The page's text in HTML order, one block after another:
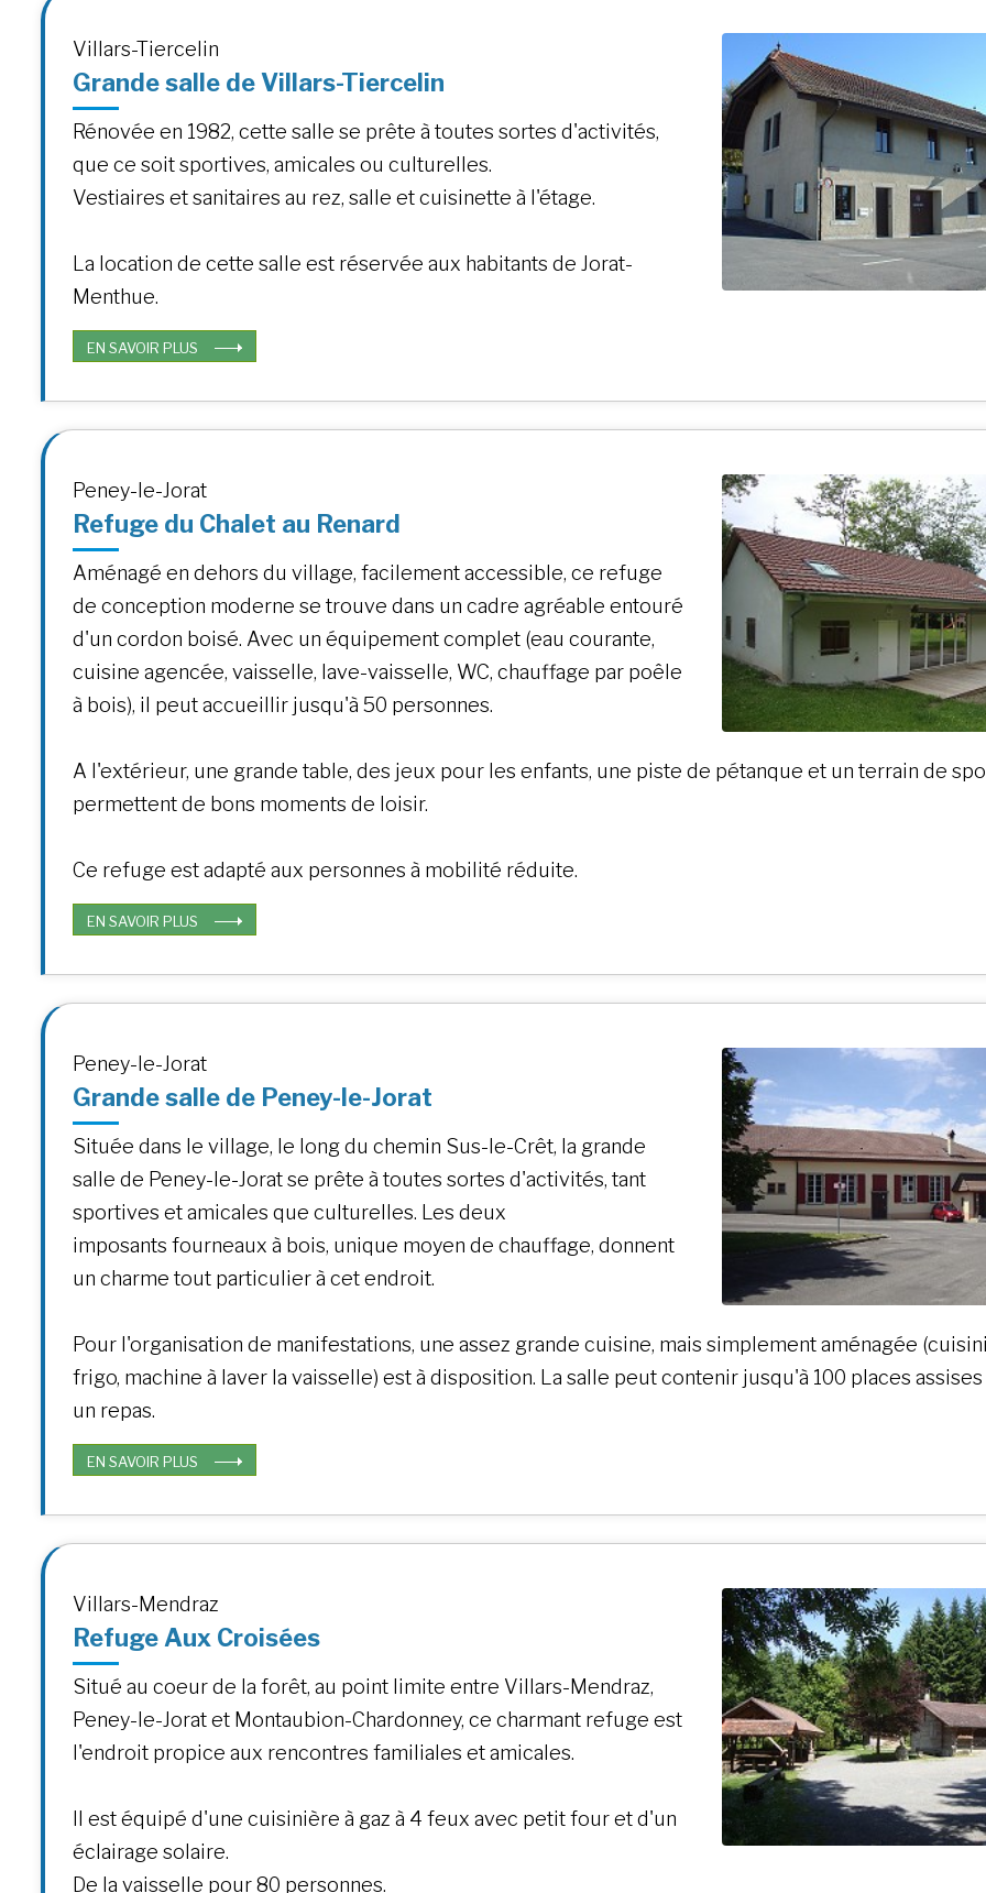
Villars-Tiercelin
Grande salle de Villars-Tiercelin
Rénovée en 1982, cette salle se prête à toutes sortes d'activités,
que ce soit sportives, amicales ou culturelles.
Vestiaires et sanitaires au rez, salle et cuisinette à l'étage.
La location de cette salle est réservée aux habitants de Jorat-
Menthue.
EN SAVOIR PLUS
Peney-le-Jorat
Refuge du Chalet au Renard
Aménagé en dehors du village, facilement accessible, ce refuge
de conception moderne se trouve dans un cadre agréable entouré
d'un cordon boisé. Avec un équipement complet (eau courante,
cuisine agencée, vaisselle, lave-vaisselle, WC, chauffage par poêle
à bois), il peut accueillir jusqu'à 50 personnes.
A l'extérieur, une grande table, des jeux pour les enfants, une piste de pétanque et un terrain de
permettent de bons moments de loisir.
Ce refuge est adapté aux personnes à mobilité réduite.
EN SAVOIR PLUS
Peney-le-Jorat
Grande salle de Peney-le-Jorat
Située dans le village, le long du chemin Sus-le-Crêt, la grande
salle de Peney-le-Jorat se prête à toutes sortes d'activités, tant
sportives et amicales que culturelles. Les deux
imposants fourneaux à bois, unique moyen de chauffage, donnent
un charme tout particulier à cet endroit.
Pour l'organisation de manifestations, une assez grande cuisine, mais simplement aménagée
frigo, machine à laver la vaisselle) est à disposition. La salle peut contenir jusqu'à 100 places
un repas.
EN SAVOIR PLUS
Villars-Mendraz
Refuge Aux Croisées
Situé au coeur de la forêt, au point limite entre Villars-Mendraz,
Peney-le-Jorat et Montaubion-Chardonney, ce charmant refuge est
l'endroit propice aux rencontres familiales et amicales.
Il est équipé d'une cuisinière à gaz à 4 feux avec petit four et d'un
éclairage solaire.
De la vaisselle pour 80 personnes.